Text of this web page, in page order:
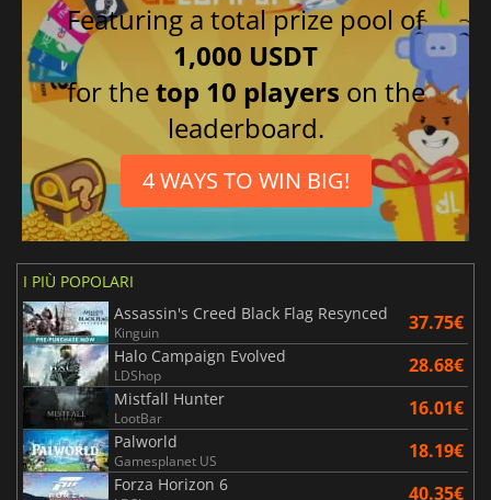
Featuring a total prize pool of
1,000 USDT
for thetop 10 players on the
leaderboard.
4 WAYS TO WIN BIG!
I PIÙ POPOLARI
Assassin's Creed Black Flag Resynced
Kinguin 37.75€
Halo Campaign Evolved
LDShop 28.68€
Mistfall Hunter
LootBar 16.01€
Palworld
Gamesplanet US 18.19€
Forza Horizon 6 40.35€